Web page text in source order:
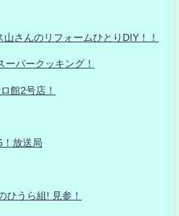
さんのリフォームひとりDIY！！
ーパークッキング！
館2号店！
！放送局
うら組! 見参！